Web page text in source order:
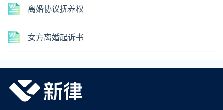
离婚协议抚养权
女方离婚起诉书